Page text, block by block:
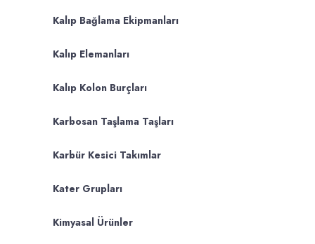
Kalıp Bağlama Ekipmanları
Kalıp Elemanları
Kalıp Kolon Burçları
Karbosan Taşlama Taşları
Karbür Kesici Takımlar
Kater Grupları
Kimyasal Ürünler